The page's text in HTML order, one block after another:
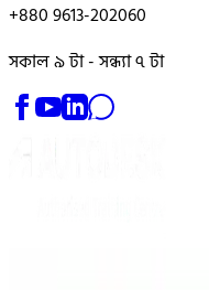
+880 9613-202060
সকাল ৯ টা - সন্ধ্যা ৭ টা